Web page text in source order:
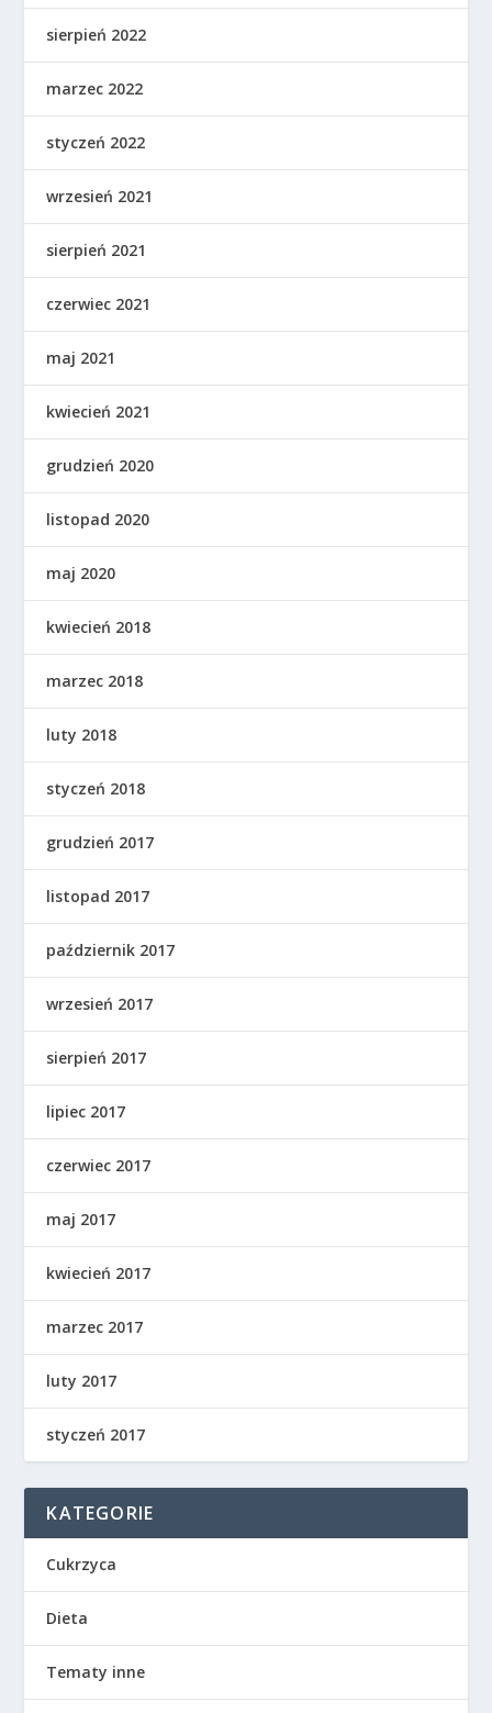
sierpień 2022
marzec 2022
styczeń 2022
wrzesień 2021
sierpień 2021
czerwiec 2021
maj 2021
kwiecień 2021
grudzień 2020
listopad 2020
maj 2020
kwiecień 2018
marzec 2018
luty 2018
styczeń 2018
grudzień 2017
listopad 2017
październik 2017
wrzesień 2017
sierpień 2017
lipiec 2017
czerwiec 2017
maj 2017
kwiecień 2017
marzec 2017
luty 2017
styczeń 2017
KATEGORIE
Cukrzyca
Dieta
Tematy inne